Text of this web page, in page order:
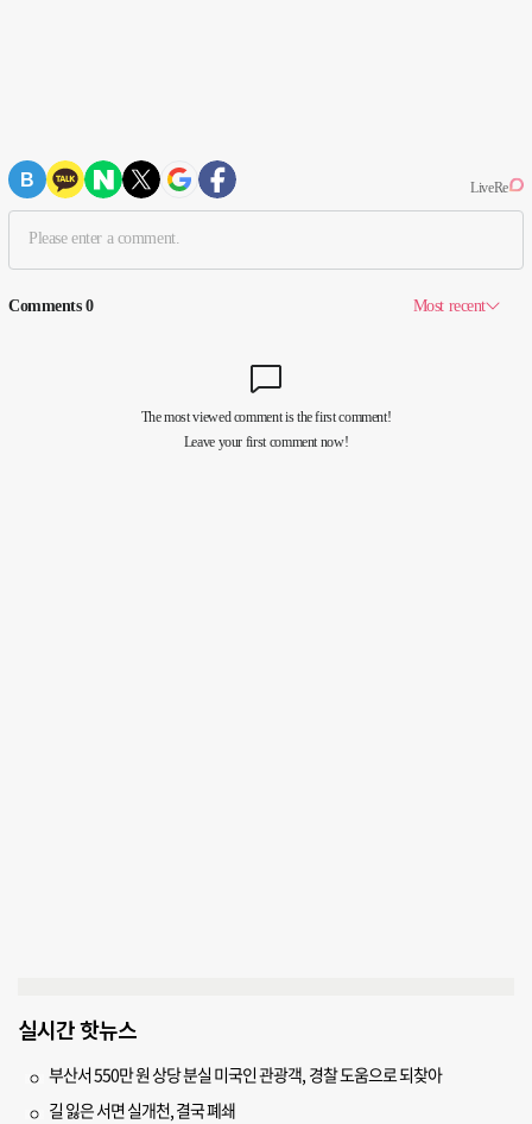
실시간 핫뉴스
부산서 550만 원 상당 분실 미국인 관광객, 경찰 도움으로 되찾아
길 잃은 서면 실개천, 결국 폐쇄